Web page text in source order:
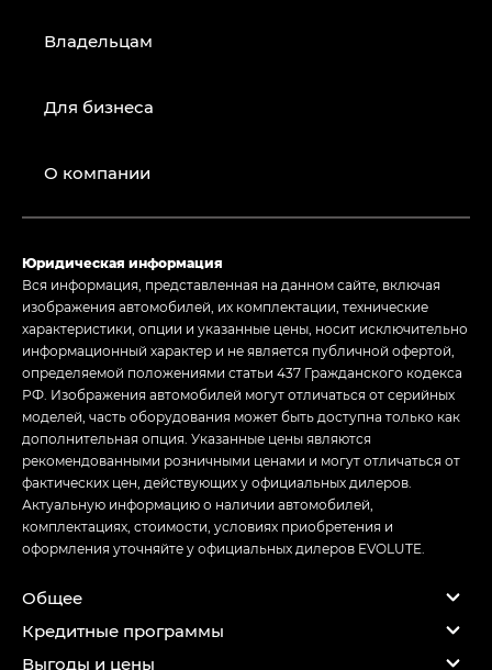
Владельцам
Для бизнеса
О компании
Юридическая информация
Вся информация, представленная на данном сайте, включая
изображения автомобилей, их комплектации, технические
характеристики, опции и указанные цены, носит исключительно
информационный характер и не является публичной офертой,
определяемой положениями статьи 437 Гражданского кодекса
РФ. Изображения автомобилей могут отличаться от серийных
моделей, часть оборудования может быть доступна только как
дополнительная опция. Указанные цены являются
рекомендованными розничными ценами и могут отличаться от
фактических цен, действующих у официальных дилеров.
Актуальную информацию о наличии автомобилей,
комплектациях, стоимости, условиях приобретения и
оформления уточняйте у официальных дилеров EVOLUTE.
Общее
Кредитные программы
Выгоды и цены